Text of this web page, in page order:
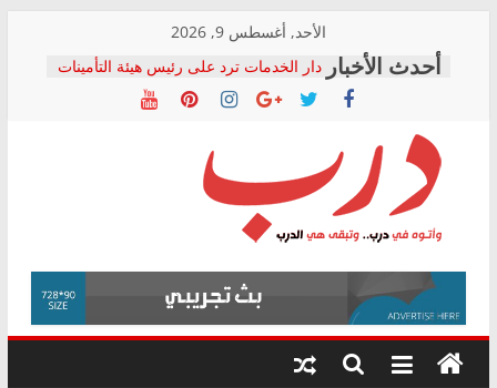
content
الأحد, أغسطس 9, 2026
دار الخدمات ترد على رئيس هيئة التأمينات
بعد مؤتمره الصحفي: إنكار الأزمة لا ينهي
معاناة أصحاب المعاشات.. ونطالب بكشف
فرحات سليمان يكتب: القطاع الصحي إلى
أين؟
حزب التحالف الشعبي يطلق لجنة “الحق
في الصحة” بالإسكندرية لرصد الانتهاكات
ودعم المرضى
الوزاري لمدينة الصحفيين.. وانتهاء أعمال
إنشاء المبنى الإداري
المجلس القومي لحقوق الإنسان يعلن
متابعة قضية الدكتور محمد زهران.. ويؤكد:
قرينة البراءة وضمانات المحاكمة العادلة
درب
وأتوه
درب..
وتبقى
هي